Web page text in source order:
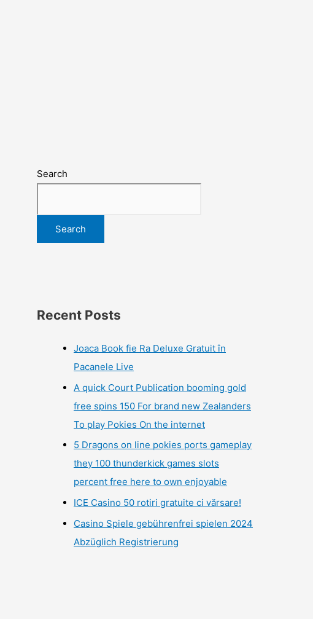
Search
Search
Recent Posts
Joaca Book fie Ra Deluxe Gratuit în
Pacanele Live
A quick Court Publication booming gold
free spins 150 For brand new Zealanders
To play Pokies On the internet
5 Dragons on line pokies ports gameplay
they 100 thunderkick games slots
percent free here to own enjoyable
ICE Casino 50 rotiri gratuite ci vărsare!
Casino Spiele gebührenfrei spielen 2024
Abzüglich Registrierung